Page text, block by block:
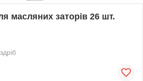
масляних заторів 26 шт.